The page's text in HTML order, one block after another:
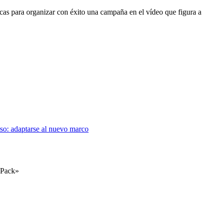
para organizar con éxito una campaña en el vídeo que figura a
adaptarse al nuevo marco